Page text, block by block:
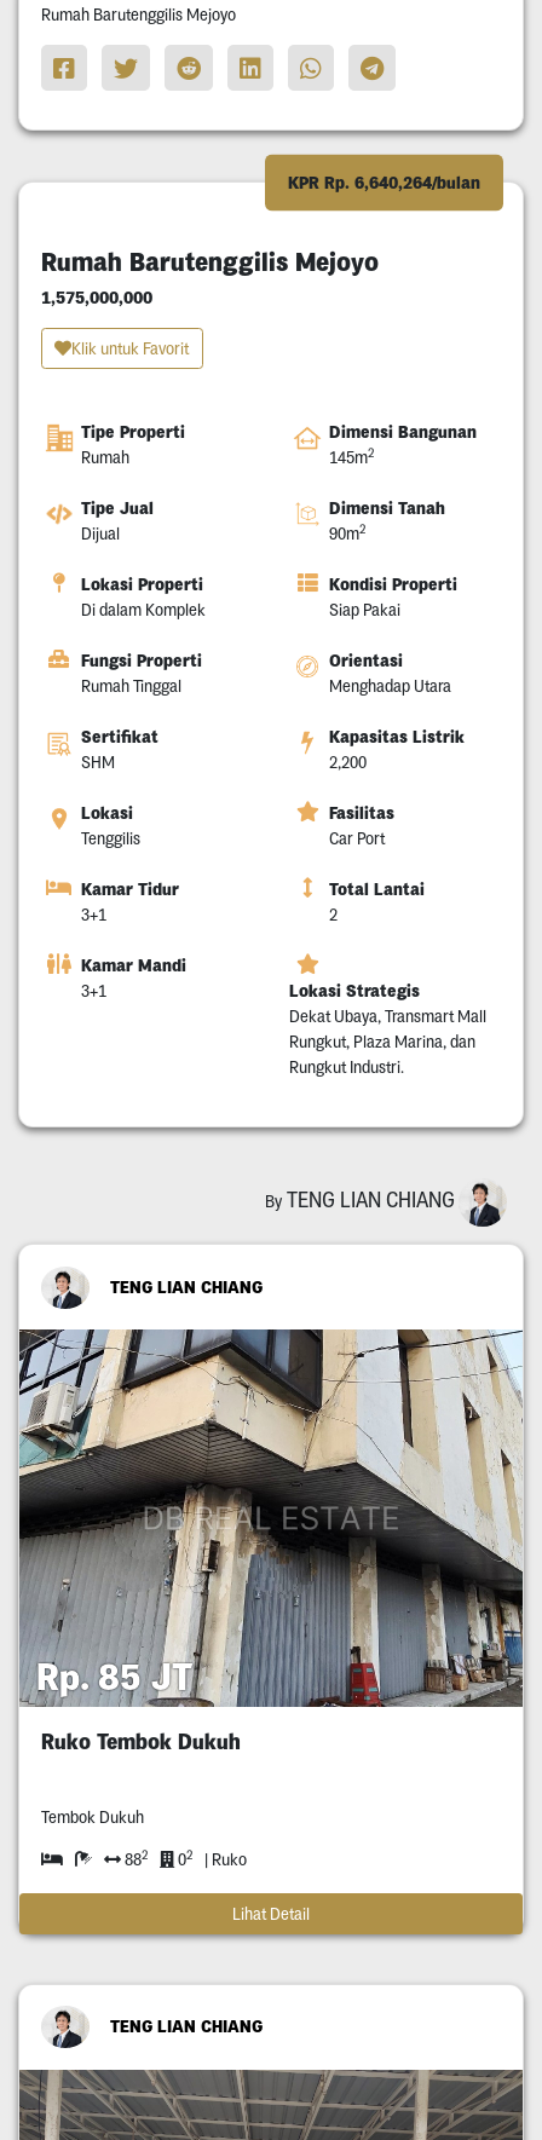
Rumah Barutenggilis Mejoyo
KPR Rp. 6,640,264/bulan
Rumah Barutenggilis Mejoyo
1,575,000,000
Klik untuk Favorit
Tipe Properti
Rumah
Dimensi Bangunan
145m2
Tipe Jual
Dijual
Dimensi Tanah
90m2
Lokasi Properti
Di dalam Komplek
Kondisi Properti
Siap Pakai
Fungsi Properti
Rumah Tinggal
Orientasi
Menghadap Utara
Sertifikat
SHM
Kapasitas Listrik
2,200
Lokasi
Tenggilis
Fasilitas
Car Port
Kamar Tidur
3+1
Total Lantai
2
Kamar Mandi
3+1 Lokasi Strategis
Dekat Ubaya, Transmart Mall
Rungkut, Plaza Marina, dan
Rungkut Industri.
By TENG LIAN CHIANG
TENG LIAN CHIANG
Rp. 85 JT
Ruko Tembok Dukuh
Tembok Dukuh
882 02 | Ruko
Lihat Detail
TENG LIAN CHIANG